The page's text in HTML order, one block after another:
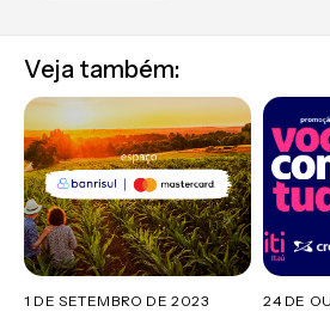
Veja também:
1 DE SETEMBRO DE 2023 24 DE